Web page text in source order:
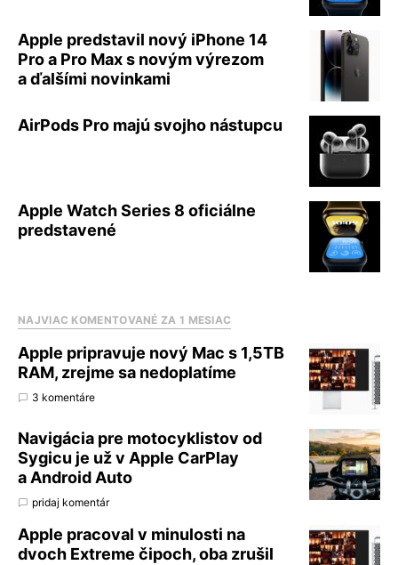
Apple predstavil nový iPhone 14
Pro a Pro Max s novým výrezom
a ďalšími novinkami
AirPods Pro majú svojho nástupcu
Apple Watch Series 8 oficiálne
predstavené
NAJVIAC KOMENTOVANÉ ZA 1 MESIAC
Apple pripravuje nový Mac s 1,5TB
RAM, zrejme sa nedoplatíme
3 komentáre
Navigácia pre motocyklistov od
Sygicu je už v Apple CarPlay
a Android Auto
pridaj komentár
Apple pracoval v minulosti na
dvoch Extreme čipoch, oba zrušil